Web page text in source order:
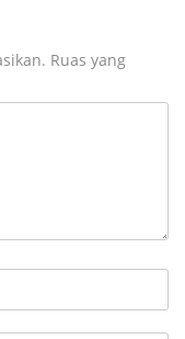
Ruas yang